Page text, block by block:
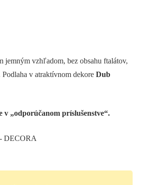
vzhľadom, bez obsahu ftalátov,
Podlaha v atraktívnom dekoreDub
„odporúčanom príslušenstve“.
DECORA